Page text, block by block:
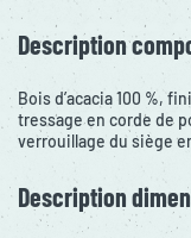
Description
Bois d’acacia 100 %,
tressage en corde de
verrouillage du siège
Description